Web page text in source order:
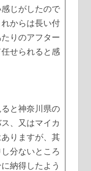
じがしたので
からは長い付
りのアフター
せられると感
と神奈川県の
、又はマイカ
りますが、其
分ないところ
納得したよう